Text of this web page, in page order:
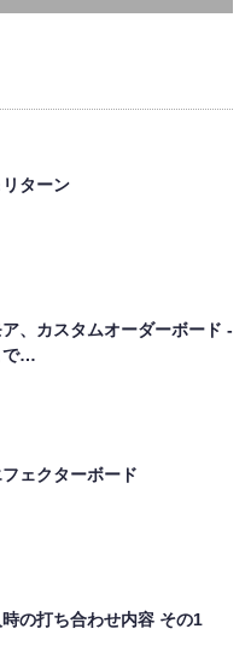
ターン
、カスタムオーダーボード -
で…
ェクターボード
の打ち合わせ内容 その1